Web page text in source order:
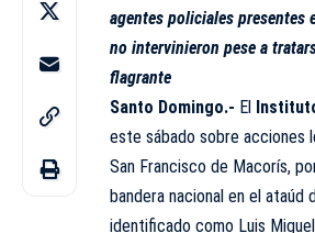
agentes policiales presentes
no intervinieron pese a
flagrante
Santo Domingo.- El
este sábado sobre acciones
San Francisco de Macorís,
bandera nacional en el ataúd
identificado como Luis